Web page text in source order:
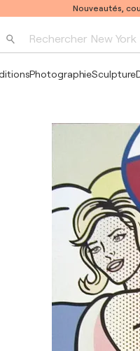
Nouveautés,
Rechercher New York
Pablo
PhotographieSculpture